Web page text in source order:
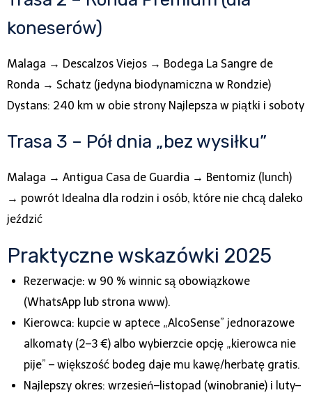
koneserów)
Malaga → Descalzos Viejos → Bodega La Sangre de
Ronda → Schatz (jedyna biodynamiczna w Rondzie)
Dystans: 240 km w obie strony Najlepsza w piątki i soboty
Trasa 3 – Pół dnia „bez wysiłku”
Malaga → Antigua Casa de Guardia → Bentomiz (lunch)
→ powrót Idealna dla rodzin i osób, które nie chcą daleko
jeździć
Praktyczne wskazówki 2025
Rezerwacje: w 90 % winnic są obowiązkowe
(WhatsApp lub strona www).
Kierowca: kupcie w aptece „AlcoSense” jednorazowe
alkomaty (2–3 €) albo wybierzcie opcję „kierowca nie
pije” – większość bodeg daje mu kawę/herbatę gratis.
Najlepszy okres: wrzesień–listopad (winobranie) i luty–